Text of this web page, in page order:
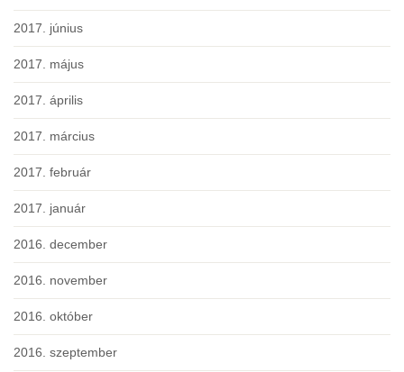
2017. június
2017. május
2017. április
2017. március
2017. február
2017. január
2016. december
2016. november
2016. október
2016. szeptember